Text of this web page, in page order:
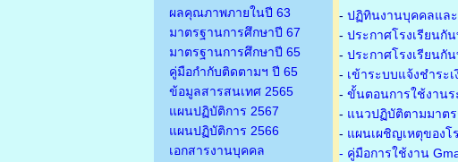
ผลคุณภาพภายในปี 63
มาตรฐานการศึกษาปี 67
มาตรฐานการศึกษาปี 65
คู่มือกำกับติดตามฯ ปี 65
ข้อมูลสารสนเทศ 2565
แผนปฏิบัติการ 2567
แผนปฏิบัติการ 2566
เอกสารงานบุคคล
- ปฏิทินงานบุคคลและ
- ประกาศโรงเรียนกั
- ประกาศโรงเรียนกั
- เข้าระบบแจ้งชำระ
- ขั้นตอนการใช้งานร
- แนวปฏิบัติตามมาต
- แผนเผชิญเหตุของโ
- คู่มือการใช้งาน